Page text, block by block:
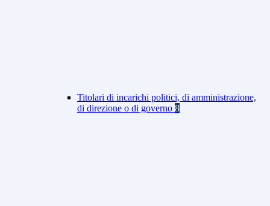
Titolari di incarichi politici, di amministrazione,
di direzione o di governo 8